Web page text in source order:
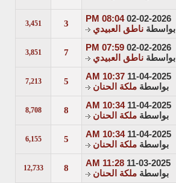
02-02-2026
08:04 PM
بواسطة ناطق العبيدي
3
3,451
02-02-2026
07:59 PM
بواسطة ناطق العبيدي
7
3,851
11-04-2025
10:37 AM
بواسطة ملكة الحنان
5
7,213
11-04-2025
10:34 AM
بواسطة ملكة الحنان
8
8,708
11-04-2025
10:34 AM
بواسطة ملكة الحنان
5
6,155
11-03-2025
11:28 AM
بواسطة ملكة الحنان
8
12,733